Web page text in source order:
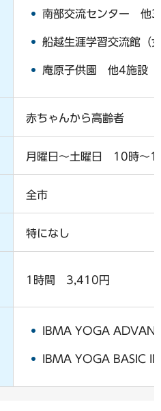
南部交流センター 他3
船越生涯学習交流館（
庵原子供園 他4施設（
赤ちゃんから高齢者
月曜日～土曜日 10時～
全市
特になし
1時間 3,410円
IBMA YOGA
IBMA YOGA BASIC